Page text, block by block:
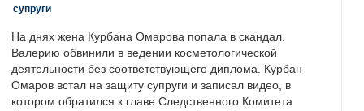
супруги
На днях жена Курбана Омарова попала в скандал.
Валерию обвинили в ведении косметологической
деятельности без соответствующего диплома. Курбан
Омаров встал на защиту супруги и записал видео, в
котором обратился к главе Следственного Комитета